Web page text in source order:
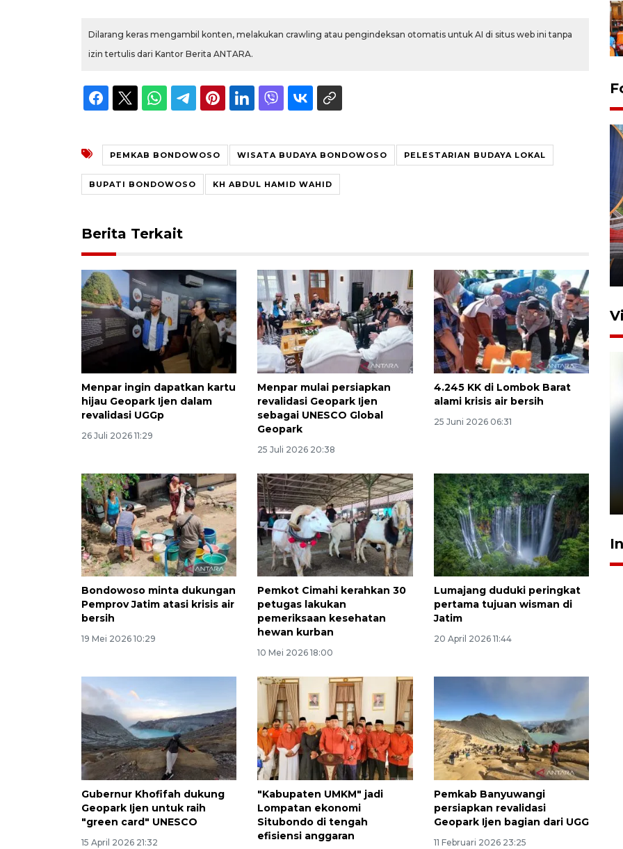
Dilarang keras mengambil konten, melakukan crawling atau pengindeksan otomatis untuk AI di situs web ini tanpa
izin tertulis dari Kantor Berita ANTARA.
PEMKAB BONDOWOSO WISATA BUDAYA BONDOWOSO PELESTARIAN BUDAYA LOKAL
BUPATI BONDOWOSO KH ABDUL HAMID WAHID
Berita Terkait
Menpar ingin dapatkan kartu
hijau Geopark Ijen dalam
revalidasi UGGp
26 Juli 2026 11:29
Menpar mulai persiapkan
revalidasi Geopark Ijen
sebagai UNESCO Global
Geopark
25 Juli 2026 20:38
4.245 KK di Lombok Barat
alami krisis air bersih
25 Juni 2026 06:31
Bondowoso minta dukungan
Pemprov Jatim atasi krisis air
bersih
19 Mei 2026 10:29
Pemkot Cimahi kerahkan 30
petugas lakukan
pemeriksaan kesehatan
hewan kurban
10 Mei 2026 18:00
Lumajang duduki peringkat
pertama tujuan wisman di
Jatim
20 April 2026 11:44
Gubernur Khofifah dukung
Geopark Ijen untuk raih
"green card" UNESCO
15 April 2026 21:32
"Kabupaten UMKM" jadi
Lompatan ekonomi
Situbondo di tengah
efisiensi anggaran
Pemkab Banyuwangi
persiapkan revalidasi
Geopark Ijen bagian dari UGG
11 Februari 2026 23:25
12 Juni 2026 18:49
sampai 8 tahan?
1 Juni 2026 05:47